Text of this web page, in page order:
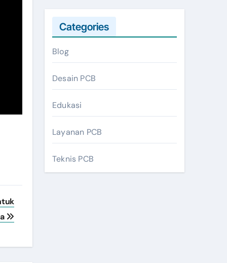
Categories
Blog
Desain PCB
Edukasi
Layanan PCB
Teknis PCB